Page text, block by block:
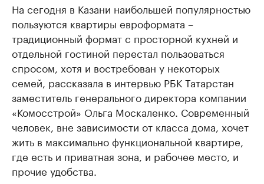
На сегодня в Казани наибольшей популярностью
пользуются квартиры евроформата –
традиционный формат с просторной кухней и
отдельной гостиной перестал пользоваться
спросом, хотя и востребован у некоторых
семей, рассказала в интервью РБК Татарстан
заместитель генерального директора компании
«Комосстрой» Ольга Москаленко. Современный
человек, вне зависимости от класса дома, хочет
жить в максимально функциональной квартире,
где есть и приватная зона, и рабочее место, и
прочие удобства.